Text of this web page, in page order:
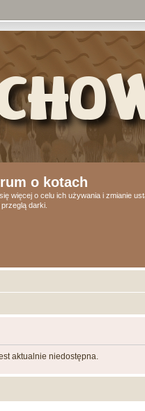
o kotach
więcej o celu ich używania i zmianie
darki.
aktualnie niedostępna.